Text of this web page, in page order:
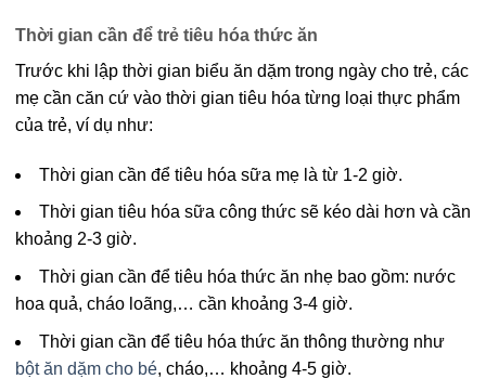
Thời gian cần để trẻ tiêu hóa thức ăn
Trước khi lập thời gian biểu ăn dặm trong ngày cho trẻ, các
mẹ cần căn cứ vào thời gian tiêu hóa từng loại thực phẩm
của trẻ, ví dụ như:
Thời gian cần để tiêu hóa sữa mẹ là từ 1-2 giờ.
Thời gian tiêu hóa sữa công thức sẽ kéo dài hơn và cần
khoảng 2-3 giờ.
Thời gian cần để tiêu hóa thức ăn nhẹ bao gồm: nước
hoa quả, cháo loãng,… cần khoảng 3-4 giờ.
Thời gian cần để tiêu hóa thức ăn thông thường như
bột ăn dặm cho bé, cháo,… khoảng 4-5 giờ.